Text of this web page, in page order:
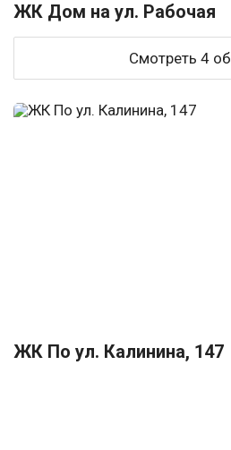
ЖК Дом на ул. Рабочая
Смотреть 4
ЖК По ул. Калинина, 147